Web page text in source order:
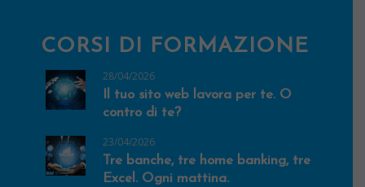
CORSI DI FORMAZIONE
28/04/2026
Il tuo sito web lavora per te. O
contro di te?
23/04/2026
Tre banche, tre home banking, tre
Excel. Ogni mattina.